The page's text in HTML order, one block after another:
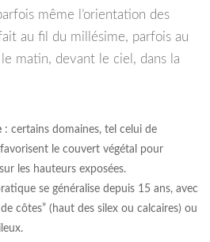
même l’orientation des
au fil du millésime, parfois au
matin, devant le ciel, dans la
: certains domaines, tel celui de
le couvert végétal pour
les hauteurs exposées.
se généralise depuis 15 ans, avec
côtes” (haut des silex ou calcaires) ou